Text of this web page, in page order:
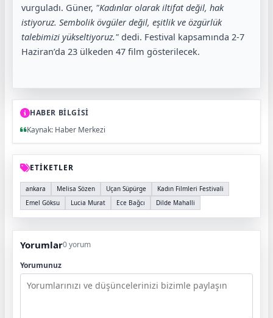
vurguladı. Güner, "Kadınlar olarak iltifat değil, hak
istiyoruz. Sembolik övgüler değil, eşitlik ve özgürlük
talebimizi yükseltiyoruz." dedi. Festival kapsamında 2-7
Haziran’da 23 ülkeden 47 film gösterilecek.
HABER BİLGİSİ
Kaynak: Haber Merkezi
ETİKETLER
ankara Melisa Sözen Uçan Süpürge
Kadın Filmleri Festivali
Emel Göksu
Lucia Murat Ece Bağcı Dilde Mahalli
Yorumlar0 yorum
Yorumunuz